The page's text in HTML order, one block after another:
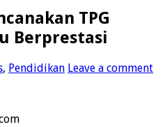
TPG
Berprestasi
, Pendidikan Leave a comment